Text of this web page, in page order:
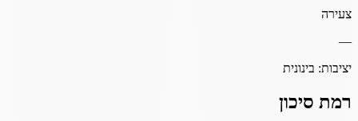
צעירה
—
יציבות: בינונית
רמת סיכון